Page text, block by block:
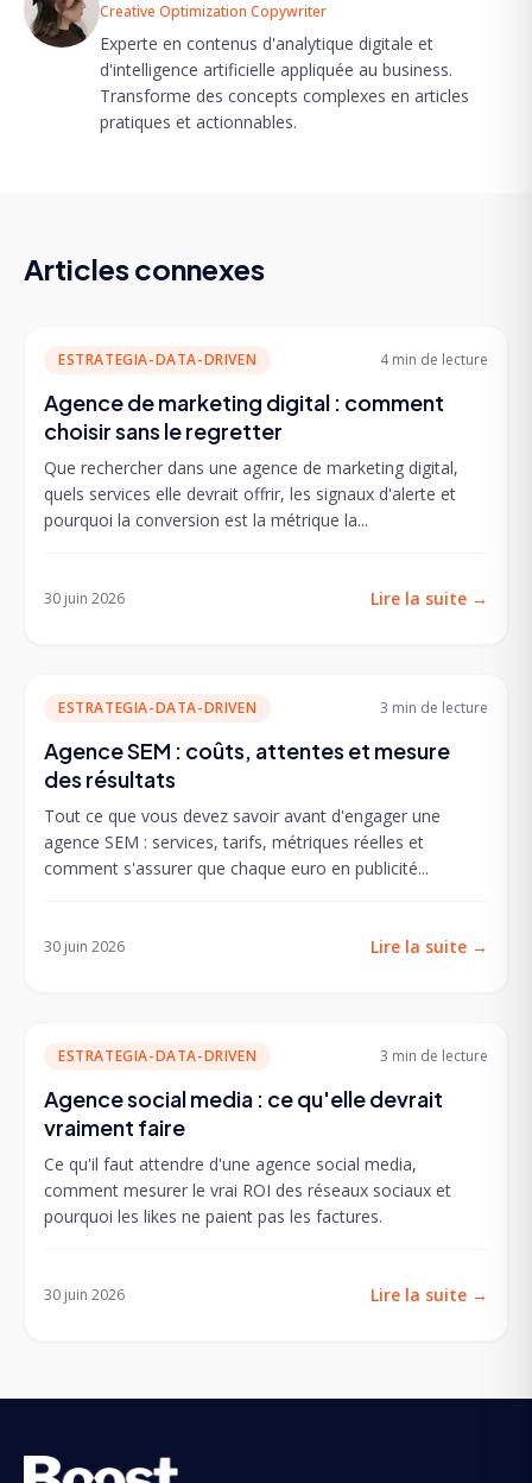
Creative Optimization Copywriter
Experte en contenus d'analytique digitale et
d'intelligence artificielle appliquée au business.
Transforme des concepts complexes en articles
pratiques et actionnables.
Articles connexes
ESTRATEGIA-DATA-DRIVEN 4 min de lecture
Agence de marketing digital : comment
choisir sans le regretter
Que rechercher dans une agence de marketing digital,
quels services elle devrait offrir, les signaux d'alerte et
pourquoi la conversion est la métrique la...
30 juin 2026 Lire la suite →
ESTRATEGIA-DATA-DRIVEN 3 min de lecture
Agence SEM : coûts, attentes et mesure
des résultats
Tout ce que vous devez savoir avant d'engager une
agence SEM : services, tarifs, métriques réelles et
comment s'assurer que chaque euro en publicité...
30 juin 2026 Lire la suite →
ESTRATEGIA-DATA-DRIVEN 3 min de lecture
Agence social media : ce qu'elle devrait
vraiment faire
Ce qu'il faut attendre d'une agence social media,
comment mesurer le vrai ROI des réseaux sociaux et
pourquoi les likes ne paient pas les factures.
30 juin 2026 Lire la suite →